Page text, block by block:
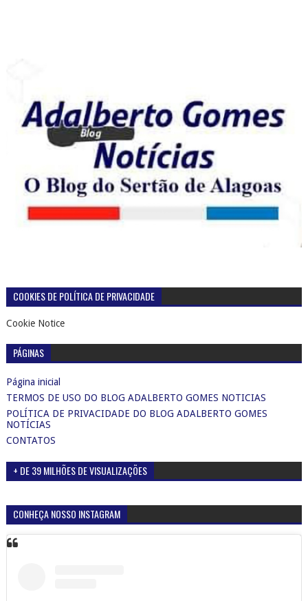
COOKIES DE POLÍTICA DE PRIVACIDADE
Cookie Notice
PÁGINAS
Página inicial
TERMOS DE USO DO BLOG ADALBERTO GOMES NOTICIAS
POLÍTICA DE PRIVACIDADE DO BLOG ADALBERTO GOMES
NOTÍCIAS
CONTATOS
+ DE 39 MILHÕES DE VISUALIZAÇÕES
CONHEÇA NOSSO INSTAGRAM